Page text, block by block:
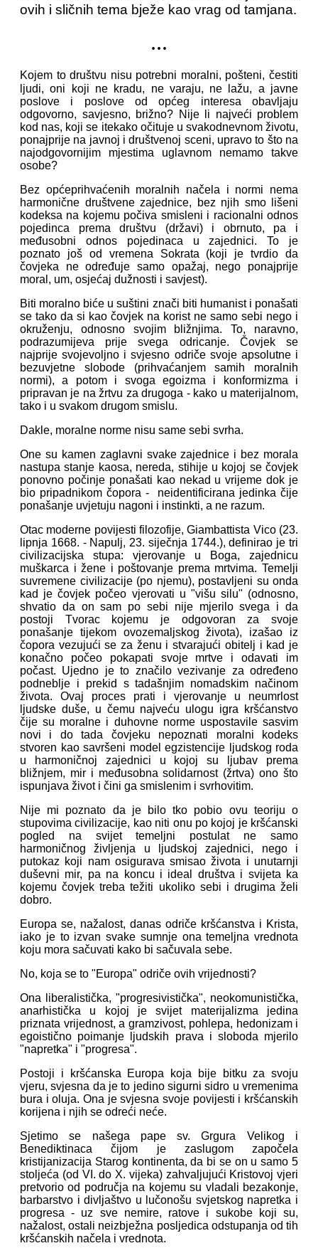
ovih i sličnih tema bježe kao vrag od tamjana.
...
Kojem to društvu nisu potrebni moralni, pošteni, čestiti
ljudi, oni koji ne kradu, ne varaju, ne lažu, a javne
poslove i poslove od općeg interesa obavljaju
odgovorno, savjesno, brižno? Nije li najveći problem
kod nas, koji se itekako očituje u svakodnevnom životu,
ponajprije na javnoj i društvenoj sceni, upravo to što na
najodgovornijim mjestima uglavnom nemamo takve
osobe?
Bez općeprihvaćenih moralnih načela i normi nema
harmonične društvene zajednice, bez njih smo lišeni
kodeksa na kojemu počiva smisleni i racionalni odnos
pojedinca prema društvu (državi) i obrnuto, pa i
međusobni odnos pojedinaca u zajednici. To je
poznato još od vremena Sokrata (koji je tvrdio da
čovjeka ne određuje samo opažaj, nego ponajprije
moral, um, osjećaj dužnosti i savjest).
Biti moralno biće u suštini znači biti humanist i ponašati
se tako da si kao čovjek na korist ne samo sebi nego i
okruženju, odnosno svojim bližnjima. To, naravno,
podrazumijeva prije svega odricanje. Čovjek se
najprije svojevoljno i svjesno odriče svoje apsolutne i
bezuvjetne slobode (prihvaćanjem samih moralnih
normi), a potom i svoga egoizma i konformizma i
pripravan je na žrtvu za drugoga - kako u materijalnom,
tako i u svakom drugom smislu.
Dakle, moralne norme nisu same sebi svrha.
One su kamen zaglavni svake zajednice i bez morala
nastupa stanje kaosa, nereda, stihije u kojoj se čovjek
ponovno počinje ponašati kao nekad u vrijeme dok je
bio pripadnikom čopora - neidentificirana jedinka čije
ponašanje uvjetuju nagoni i instinkti, a ne razum.
Otac moderne povijesti filozofije, Giambattista Vico (23.
lipnja 1668. - Napulj, 23. siječnja 1744.), definirao je tri
civilizacijska stupa: vjerovanje u Boga, zajednicu
muškarca i žene i poštovanje prema mrtvima. Temelji
suvremene civilizacije (po njemu), postavljeni su onda
kad je čovjek počeo vjerovati u "višu silu" (odnosno,
shvatio da on sam po sebi nije mjerilo svega i da
postoji Tvorac kojemu je odgovoran za svoje
ponašanje tijekom ovozemaljskog života), izašao iz
čopora vezujući se za ženu i stvarajući obitelj i kad je
konačno počeo pokapati svoje mrtve i odavati im
počast. Ujedno je to značilo vezivanje za određeno
podneblje i prekid s tadašnjim nomadskim načinom
života. Ovaj proces prati i vjerovanje u neumrlost
ljudske duše, u čemu najveću ulogu igra kršćanstvo
čije su moralne i duhovne norme uspostavile sasvim
novi i do tada čovjeku nepoznati moralni kodeks
stvoren kao savršeni model egzistencije ljudskog roda
u harmoničnoj zajednici u kojoj su ljubav prema
bližnjem, mir i međusobna solidarnost (žrtva) ono što
ispunjava život i čini ga smislenim i svrhovitim.
Nije mi poznato da je bilo tko pobio ovu teoriju o
stupovima civilizacije, kao niti onu po kojoj je kršćanski
pogled na svijet temeljni postulat ne samo
harmoničnog življenja u ljudskoj zajednici, nego i
putokaz koji nam osigurava smisao života i unutarnji
duševni mir, pa na koncu i ideal društva i svijeta ka
kojemu čovjek treba težiti ukoliko sebi i drugima želi
dobro.
Europa se, nažalost, danas odriče kršćanstva i Krista,
iako je to izvan svake sumnje ona temeljna vrednota
koju mora sačuvati kako bi sačuvala sebe.
No, koja se to "Europa" odriče ovih vrijednosti?
Ona liberalistička, "progresivistička", neokomunistička,
anarhistička u kojoj je svijet materijalizma jedina
priznata vrijednost, a gramzivost, pohlepa, hedonizam i
egoistično poimanje ljudskih prava i sloboda mjerilo
"napretka" i "progresa".
Postoji i kršćanska Europa koja bije bitku za svoju
vjeru, svjesna da je to jedino sigurni sidro u vremenima
bura i oluja. Ona je svjesna svoje povijesti i kršćanskih
korijena i njih se odreći neće.
Sjetimo se našega pape sv. Grgura Velikog i
Benediktinaca čijom je zaslugom započela
kristijanizacija Starog kontinenta, da bi se on u samo 5
stoljeća (od VI. do X. vijeka) zahvaljujući Kristovoj vjeri
pretvorio od područja na kojemu su vladali bezakonje,
barbarstvo i divljaštvo u lučonošu svjetskog napretka i
progresa - uz sve nemire, ratove i sukobe koji su,
nažalost, ostali neizbježna posljedica odstupanja od tih
kršćanskih načela i vrednota.